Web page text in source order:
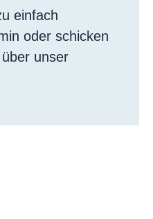
einfach
oder schicken
unser